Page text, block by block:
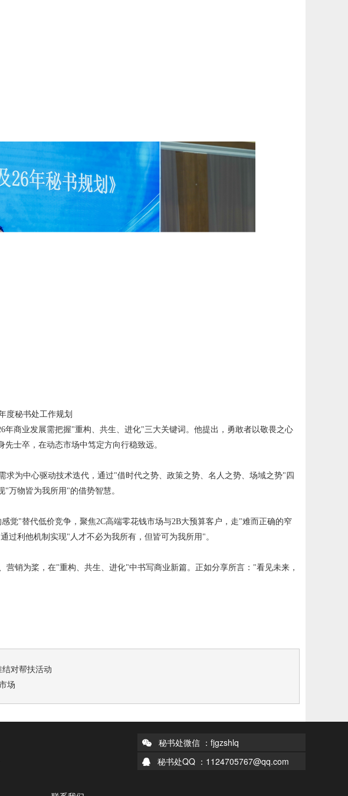
度秘书处工作规划
商业发展需把握"重构、共生、进化"三大关键词。他提出，勇敢者以敬畏之心
士卒，在动态市场中笃定方向行稳致远。
为中心驱动技术迭代，通过"借时代之势、政策之势、名人之势、场域之势"四
万物皆为我所用"的借势智慧。
"替代低价竞争，聚焦2C高端零花钱市场与2B大预算客户，走"难而正确的窄
过利他机制实现"人才不必为我所有，但皆可为我所用"。
销为桨，在"重构、共生、进化"中书写商业新篇。正如分享所言："看见未来，
对帮扶活动
场
秘书处微信 ：fjgzshlq
秘书处QQ ：1124705767@qq.com